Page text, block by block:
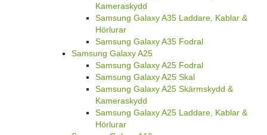
Kameraskydd
Samsung Galaxy A35 Laddare, Kablar &
Hörlurar
Samsung Galaxy A35 Fodral
Samsung Galaxy A25
Samsung Galaxy A25 Fodral
Samsung Galaxy A25 Skal
Samsung Galaxy A25 Skärmskydd &
Kameraskydd
Samsung Galaxy A25 Laddare, Kablar &
Hörlurar